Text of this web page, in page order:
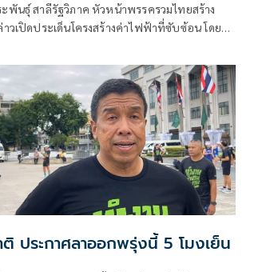
พันธุ์ สาลีรัฐวิภาค หัวหน้าพรรครวมไทยสร้าง
วเปิดประเด็นโครงสร้างค่าไฟฟ้าที่ซับซ้อน โดย
ชั้น และสุดท้ายภาระทั้งหมดตกอยู่ที่ประชาชน
ประกาศลาออกพรุ่งนี้ 5 โมงเย็น